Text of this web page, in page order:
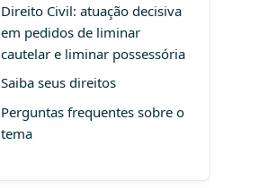
Direito Civil: atuação decisiva
em pedidos de liminar
cautelar e liminar possessória
Saiba seus direitos
Perguntas frequentes sobre o
tema